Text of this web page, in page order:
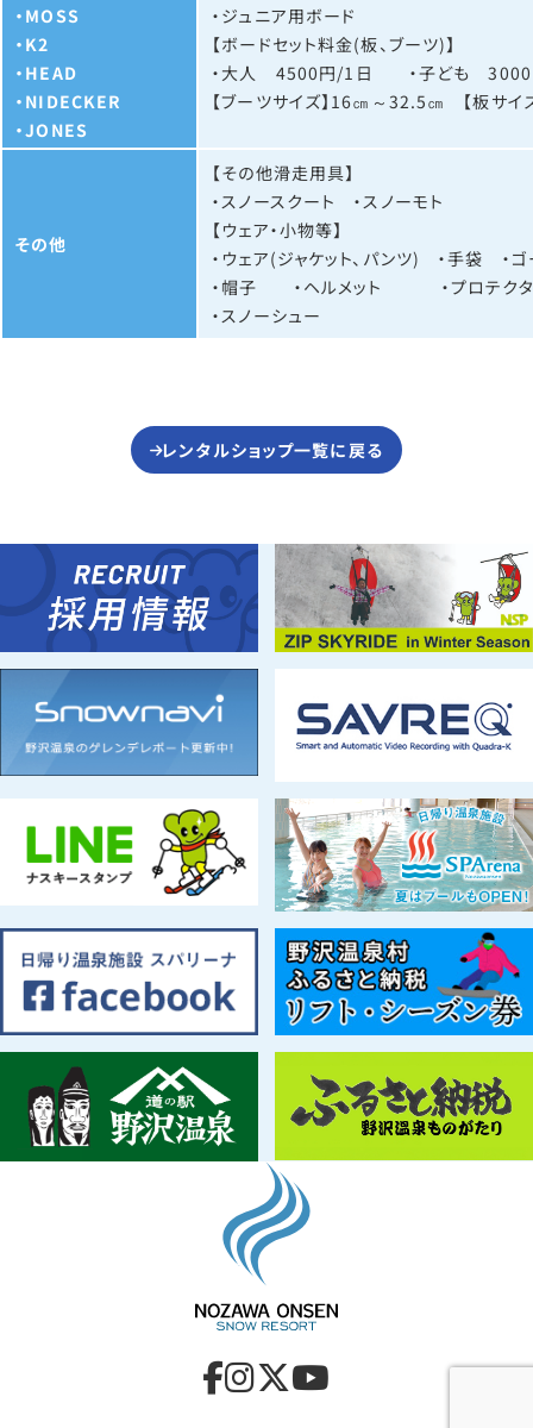
・MOSS
・K2
・HEAD
・ NIDECKER
・JONES
・ジュニア用ボード
【ボードセット料金(板、ブーツ)】
・大人 4500円/1日 ・子ども 3000
【ブーツサイズ】16㎝～32.5㎝ 【板サイ
その他
【その他滑走用具】
・スノースクート ・スノーモト
【ウェア・小物等】
・ウェア(ジャケット、パンツ) ・手袋 ・
・帽子 ・ヘルメット ・プロテク
・スノーシュー
レンタルショップ一覧に戻る